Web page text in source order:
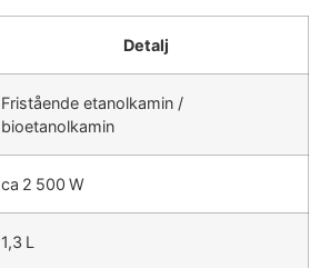
Detalj
Fristående etanolkamin /
bioetanolkamin
ca 2 500 W
1,3 L